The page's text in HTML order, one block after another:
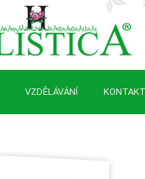
VZDĚLÁVÁNÍ KONTAKT